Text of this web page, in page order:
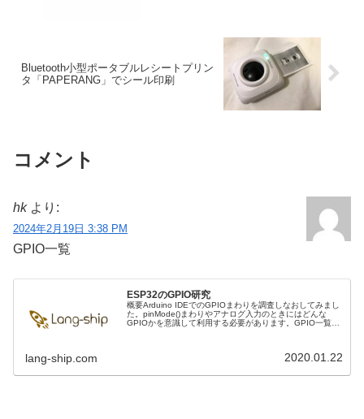
Bluetooth小型ポータブルレシートプリン
タ「PAPERANG」でシール印刷
コメント
hk より:
2024年2月19日 3:38 PM
GPIO一覧
ESP32のGPIO研究
概要Arduino IDEでのGPIOまわりを調査しなおしてみまし
た。pinMode()まわりやアナログ入力のときにはどんな
GPIOかを意識して利用する必要があります。GPIO一覧
lang-ship.com 2020.01.22